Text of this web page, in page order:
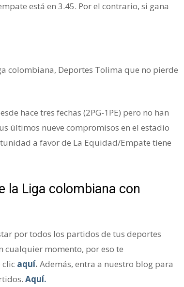
está en 3.45. Por el contrario, si gana
colombiana, Deportes Tolima que no pierde
hace tres fechas (2PG-1PE) pero no han
últimos nueve compromisos en el estadio
a favor de La Equidad/Empate tiene
la Liga colombiana con
por todos los partidos de tus deportes
cualquier momento, por eso te
clic aquí. Además, entra a nuestro blog para
Aquí.